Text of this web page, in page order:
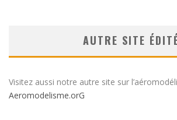
AUTRE SITE
Visitez aussi notre autre site sur
Aeromodelisme.orG